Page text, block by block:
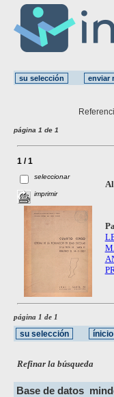
página 1 de 1
1 / 1
seleccionar
imprimir
página 1 de 1
Refinar la búsqueda
Base de datos